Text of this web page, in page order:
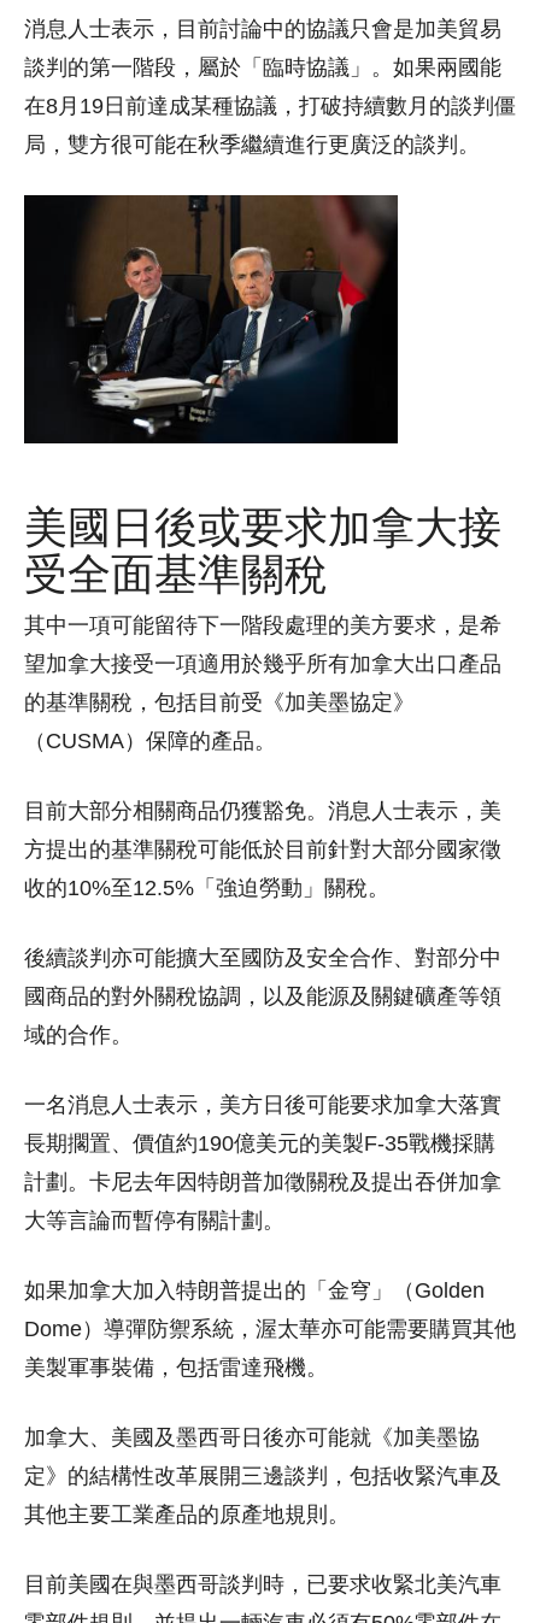
消息人士表示，目前討論中的協議只會是加美貿易
談判的第一階段，屬於「臨時協議」。如果兩國能
在8月19日前達成某種協議，打破持續數月的談判僵
局，雙方很可能在秋季繼續進行更廣泛的談判。
美國日後或要求加拿大接
受全面基準關稅
其中一項可能留待下一階段處理的美方要求，是希
望加拿大接受一項適用於幾乎所有加拿大出口產品
的基準關稅，包括目前受《加美墨協定》
（CUSMA）保障的產品。
目前大部分相關商品仍獲豁免。消息人士表示，美
方提出的基準關稅可能低於目前針對大部分國家徵
收的10%至12.5%「強迫勞動」關稅。
後續談判亦可能擴大至國防及安全合作、對部分中
國商品的對外關稅協調，以及能源及關鍵礦產等領
域的合作。
一名消息人士表示，美方日後可能要求加拿大落實
長期擱置、價值約190億美元的美製F-35戰機採購
計劃。卡尼去年因特朗普加徵關稅及提出吞併加拿
大等言論而暫停有關計劃。
如果加拿大加入特朗普提出的「金穹」（Golden
Dome）導彈防禦系統，渥太華亦可能需要購買其他
美製軍事裝備，包括雷達飛機。
加拿大、美國及墨西哥日後亦可能就《加美墨協
定》的結構性改革展開三邊談判，包括收緊汽車及
其他主要工業產品的原產地規則。
目前美國在與墨西哥談判時，已要求收緊北美汽車